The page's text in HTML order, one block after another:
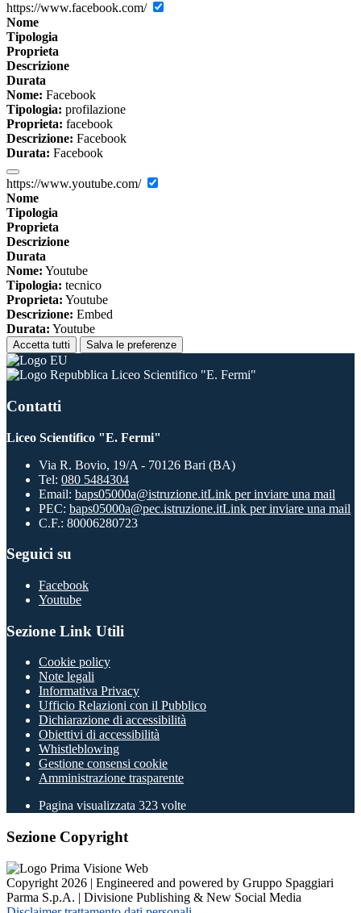
https://www.facebook.com/
Nome
Tipologia
Proprieta
Descrizione
Durata
Nome: Facebook
Tipologia: profilazione
Proprieta: facebook
Descrizione: Facebook
Durata: Facebook
https://www.youtube.com/
Nome
Tipologia
Proprieta
Descrizione
Durata
Nome: Youtube
Tipologia: tecnico
Proprieta: Youtube
Descrizione: Embed
Durata: Youtube
Accetta tutti Salva le preferenze
Liceo Scientifico "E. Fermi"
Contatti
Liceo Scientifico "E. Fermi"
Via R. Bovio, 19/A - 70126 Bari (BA)
Tel: 080 5484304
Email: baps05000a@istruzione.itLink per inviare una mail
PEC: baps05000a@pec.istruzione.itLink per inviare una mail
C.F.: 80006280723
Seguici su
Facebook
Youtube
Sezione Link Utili
Cookie policy
Note legali
Informativa Privacy
Ufficio Relazioni con il Pubblico
Dichiarazione di accessibilità
Obiettivi di accessibilità
Whistleblowing
Gestione consensi cookie
Amministrazione trasparente
Pagina visualizzata 323 volte
Sezione Copyright
Copyright 2026 | Engineered and powered by Gruppo Spaggiari
Parma S.p.A. | Divisione Publishing & New Social Media